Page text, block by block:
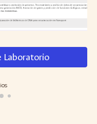
Laboratorio